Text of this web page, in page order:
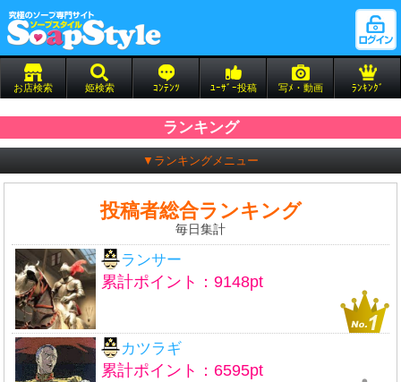
お店検索 姫検索 ｺﾝﾃﾝﾂ ﾕｰｻﾞｰ投稿 写ﾒ・動画 ﾗﾝｷﾝｸﾞ
ランキング
▼ランキングメニュー
投稿者総合ランキング
毎日集計
ランサー
累計ポイント：9148pt
カツラギ
累計ポイント：6595pt